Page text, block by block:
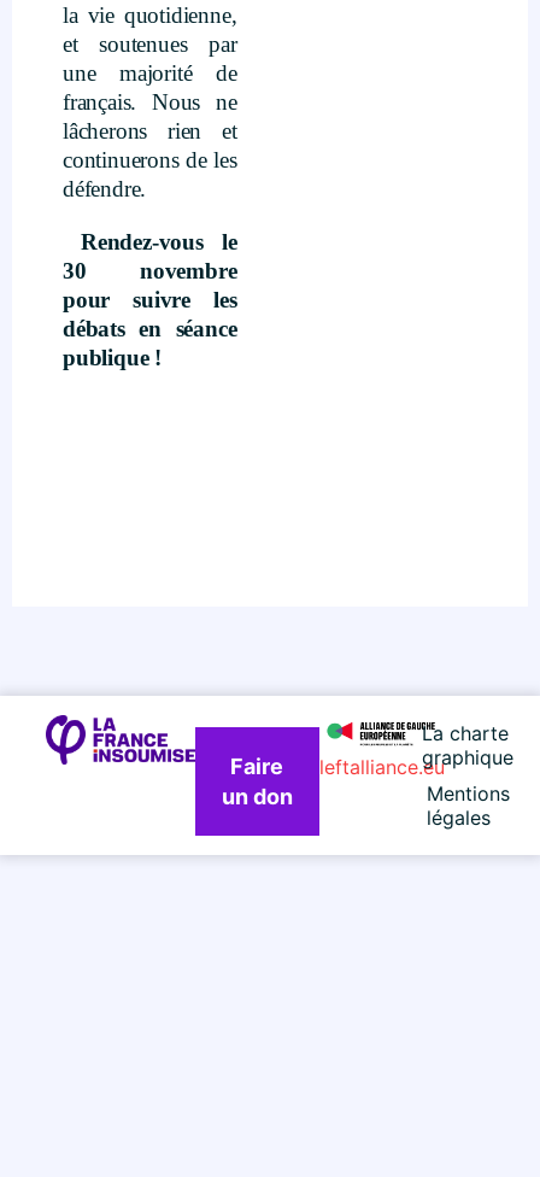
la vie quotidienne,
et soutenues par
une majorité de
français. Nous ne
lâcherons rien et
continuerons de les
défendre.
Rendez-vous le
30 novembre
pour suivre les
débats en séance
publique !
Faire
un don
La charte
graphique
Mentions
légales
leftalliance.eu